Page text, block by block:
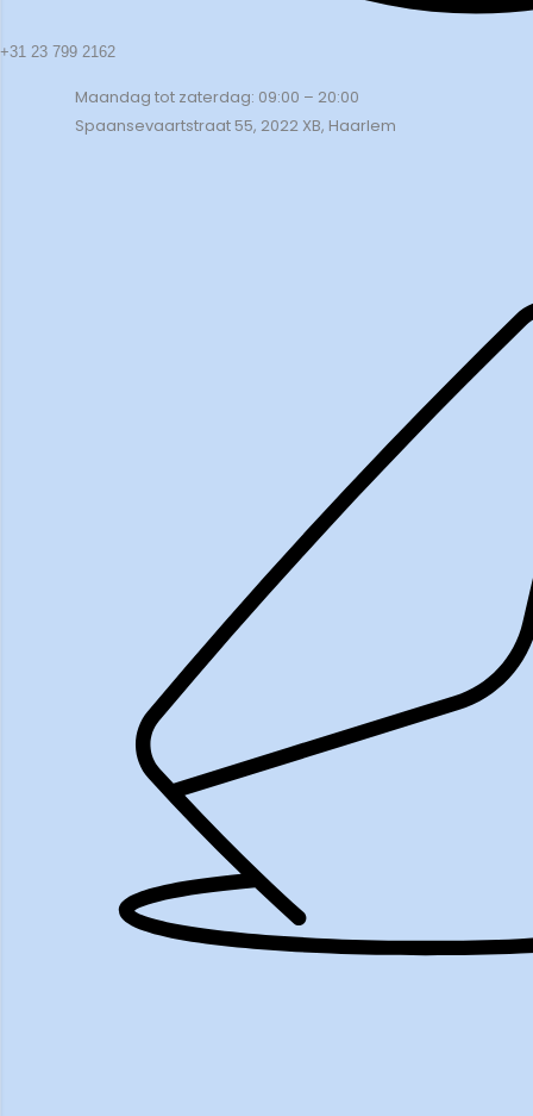
+31 23 799 2162
Maandag tot zaterdag: 09:00 – 20:00
Spaansevaartstraat 55, 2022 XB, Haarlem